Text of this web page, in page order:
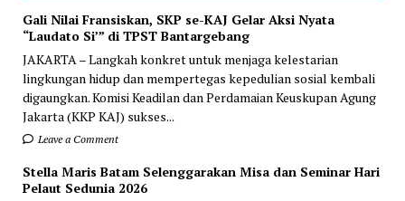
Gali Nilai Fransiskan, SKP se-KAJ Gelar Aksi Nyata
“Laudato Si’” di TPST Bantargebang
JAKARTA – Langkah konkret untuk menjaga kelestarian
lingkungan hidup dan mempertegas kepedulian sosial kembali
digaungkan. Komisi Keadilan dan Perdamaian Keuskupan Agung
Jakarta (KKP KAJ) sukses...
Leave a Comment
Stella Maris Batam Selenggarakan Misa dan Seminar Hari
Pelaut Sedunia 2026